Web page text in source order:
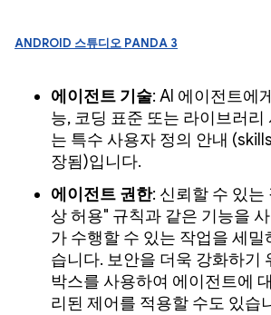
Android 스튜디오 Panda 3
에이전트 기술: AI 에이전트에
능, 코딩 표준 또는 라이브러리
는 특수 사용자 정의 안내
장됨)입니다.
에이전트 권한: 신뢰할 수 있는
상 허용" 규칙과 같은 기능을
가 수행할 수 있는 작업을 세밀
습니다. 보안을 더욱 강화하기
박스를 사용하여 에이전트에
리된 제어를 적용할 수도 있습